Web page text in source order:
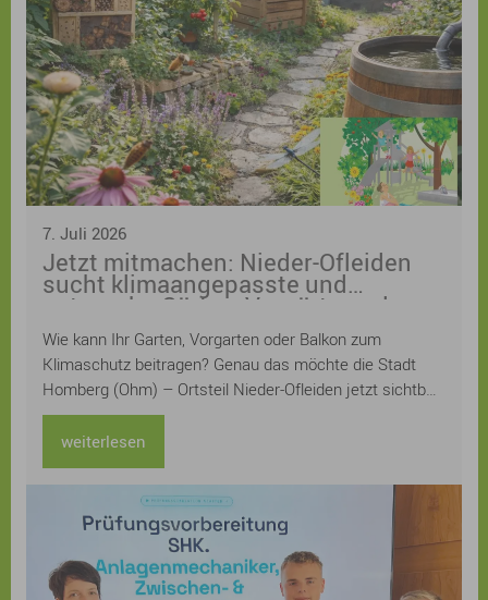
7. Juli 2026
Jetzt mitmachen: Nieder-Ofleiden
sucht klimaangepasste und
naturnahe Gärten, Vorgärten oder
Balkone! Anmeldung ist weiterhin
möglich
Wie kann Ihr Garten, Vorgarten oder Balkon zum
Klimaschutz beitragen? Genau das möchte die Stadt
Homberg (Ohm) – Ortsteil Nieder-Ofleiden jetzt sichtbar
machen – und lädt alle Bürgerinnen und Bürger herzlich
zur Teilnahme am Gartenwettbewerb „Klimaangepasste
und naturnahe Gärten“ im Klimaquartier Nieder-Ofleiden
ein.
weiterlesen